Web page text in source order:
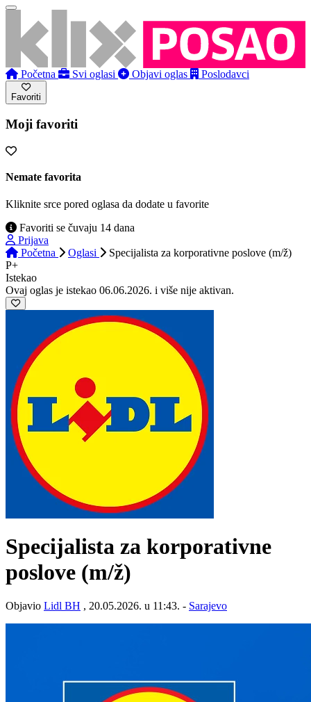
Početna Svi oglasi Objavi oglas Poslodavci
Favoriti
Moji favoriti
Nemate favorita
Kliknite srce pored oglasa da dodate u favorite
Favoriti se čuvaju 14 dana
Prijava
Početna
Oglasi
Specijalista za korporativne poslove (m/ž)
P+
Istekao
Ovaj oglas je istekao 06.06.2026. i više nije aktivan.
Specijalista za korporativne
poslove (m/ž)
Objavio Lidl BH , 20.05.2026. u 11:43. - Sarajevo